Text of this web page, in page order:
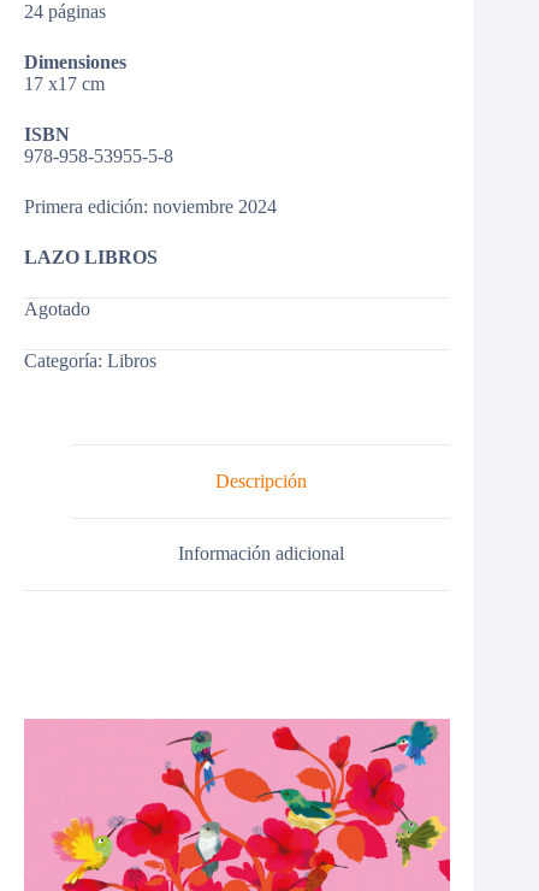
24 páginas
Dimensiones
17 x17 cm
ISBN
978-958-53955-5-8
Primera edición: noviembre 2024
LAZO LIBROS
Agotado
Categoría: Libros
Descripción
Información adicional